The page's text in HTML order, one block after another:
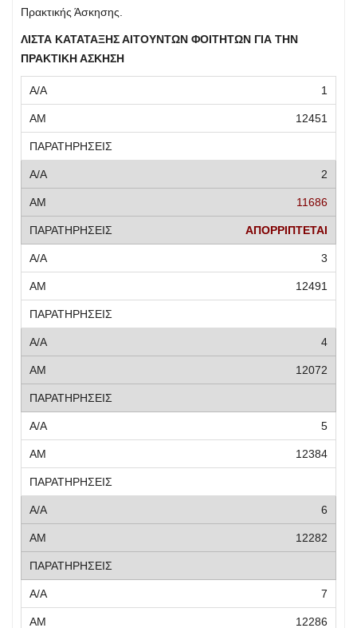
Πρακτικής Άσκησης.
ΛΙΣΤΑ ΚΑΤΑΤΑΞΗΣ ΑΙΤΟΥΝΤΩΝ ΦΟΙΤΗΤΩΝ ΓΙΑ ΤΗΝ
ΠΡΑΚΤΙΚΗ ΑΣΚΗΣΗ
1
12451
2
11686
ΑΠΟΡΡΙΠΤΕΤΑΙ
3
12491
4
12072
5
12384
6
12282
7
12286